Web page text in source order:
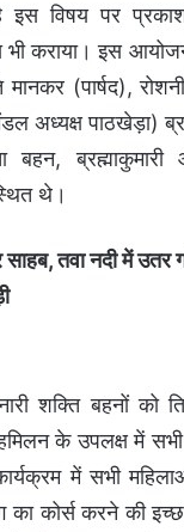
इस विषय पर
भी कराया। इस
मानकर (पार्षद),
अध्यक्ष पाठखेड़ा)
बहन,
थे।
तवा नदी में उतर
शक्ति बहनों को
के उपलक्ष में
में सभी
का कोर्स करने की